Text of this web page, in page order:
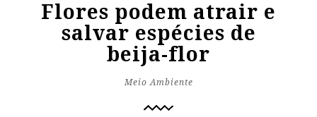
Flores podem atrair e
salvar espécies de
beija-flor
Meio Ambiente